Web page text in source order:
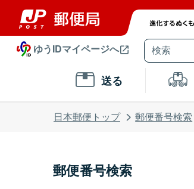
ゆうIDマイページへ
送る
日本郵便トップ 郵便番号検索
郵便番号検索